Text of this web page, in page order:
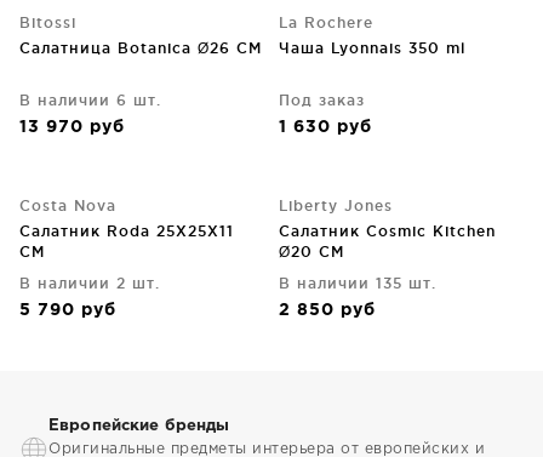
Bitossi
Салатница Botanica Ø26 CM
В наличии 6 шт.
13 970 руб
La Rochere
Чаша Lyonnais 350 ml
Под заказ
1 630 руб
Costa Nova
Салатник Roda 25X25X11
CM
В наличии 2 шт.
5 790 руб
Liberty Jones
Салатник Cosmic Kitchen
Ø20 CM
В наличии 135 шт.
2 850 руб
Европейские бренды
Оригинальные предметы интерьера от европейских и